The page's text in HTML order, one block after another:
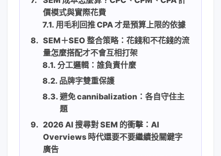
價模式與實際花費
用毛利回推 CPA 才是預算上限的依據
SEM＋SEO 整合策略：花錢和不花錢的流
量怎麼搭配才不會互相打架
分工邏輯：誰負責什麼
品牌字雙重保護
避免 cannibalization：各自守住主
題
2026 AI 搜尋對 SEM 的衝擊：AI
Overviews 時代還要不要繼續投關鍵字
廣告